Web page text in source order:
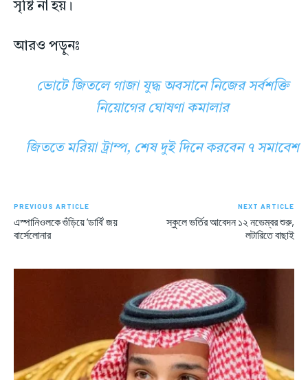
সৃষ্টি না হয়।
আরও পড়ুনঃ
ভোটে জিতলে গাজা যুদ্ধ অবসানে নিজের সর্বশক্তি
নিয়োগের ঘোষণা কমালার
জিততে মরিয়া ট্রাম্প, শেষ দুই দিনে করবেন ৭ সমাবেশ
PREVIOUS ARTICLE
এস্পানিওলকে গুঁড়িয়ে ‘ডার্বি’ জয়
বার্সেলোনার
NEXT ARTICLE
স্কুলে ভর্তির আবেদন ১২ নভেম্বর শুরু,
লটারিতে বাছাই